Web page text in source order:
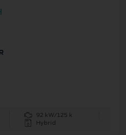
92 kW/125 k
Hybrid